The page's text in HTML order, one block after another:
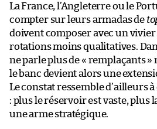
La France, l’Angleterre ou le
compter sur leurs armadas de
doivent composer avec un
rotations moins qualitatives.
ne parle plus de « remplaçants »
le banc devient alors une
Le constat ressemble d’ailleurs
: plus le réservoir est vaste, plus
une arme stratégique.